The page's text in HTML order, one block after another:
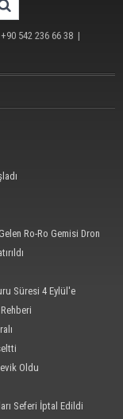
542 236 66 38 |
Ro-Ro Gemisi Dron
Süresi 4 Eylül'e
Oldu
Seferi İptal Edildi